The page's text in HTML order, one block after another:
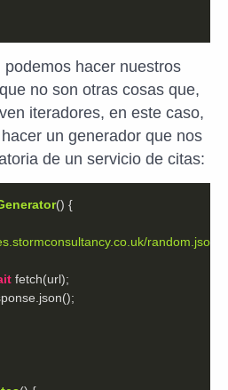
hacer nuestros
que no son otras cosas que,
iteradores, en este caso,
un generador que nos
de un servicio de citas:
()
random.json"